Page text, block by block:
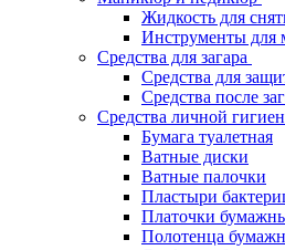
Жидкость для
Инструменты для
Средства для загара
Средства для
Средства после
Средства личной
Бумага туалетная
Ватные диски
Ватные палочки
Пластыри
Платочки
Полотенца